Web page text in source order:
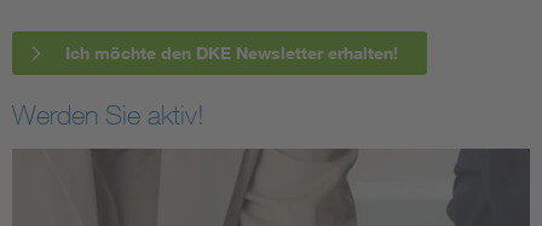
Ich möchte den DKE Newsletter erhalten!
Werden Sie aktiv!